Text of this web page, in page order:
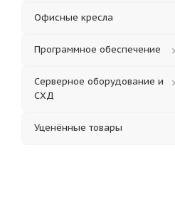
Офисные кресла
Программное обеспечение
Серверное оборудование и
СХД
Уценённые товары